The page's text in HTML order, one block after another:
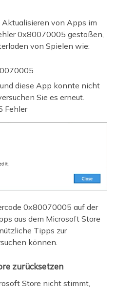
von Apps im
0x80070005 gestoßen,
von Spielen wie:
diese App konnte nicht
Sie es erneut.
Fehler
0x80070005 auf der
aus dem Microsoft Store
Tipps zur
können.
zurücksetzen
Store nicht stimmt,